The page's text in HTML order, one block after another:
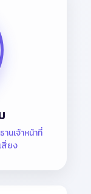
นเจ้าหน้าที่
สี่ยง